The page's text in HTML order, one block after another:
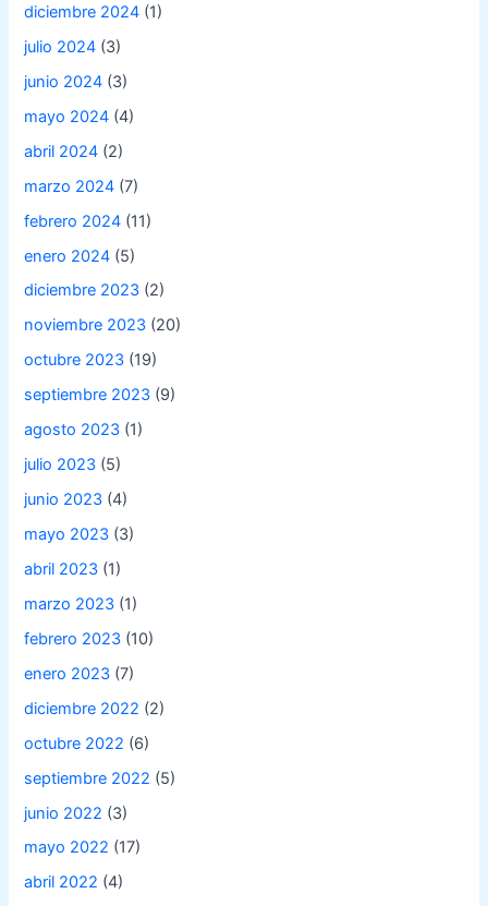
diciembre 2024 (1)
julio 2024 (3)
junio 2024 (3)
mayo 2024 (4)
abril 2024 (2)
marzo 2024 (7)
febrero 2024 (11)
enero 2024 (5)
diciembre 2023 (2)
noviembre 2023 (20)
octubre 2023 (19)
septiembre 2023 (9)
agosto 2023 (1)
julio 2023 (5)
junio 2023 (4)
mayo 2023 (3)
abril 2023 (1)
marzo 2023 (1)
febrero 2023 (10)
enero 2023 (7)
diciembre 2022 (2)
octubre 2022 (6)
septiembre 2022 (5)
junio 2022 (3)
mayo 2022 (17)
abril 2022 (4)